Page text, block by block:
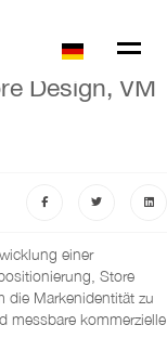
Design, VM
einer
Store
die Markenidentität zu
messbare kommerzielle